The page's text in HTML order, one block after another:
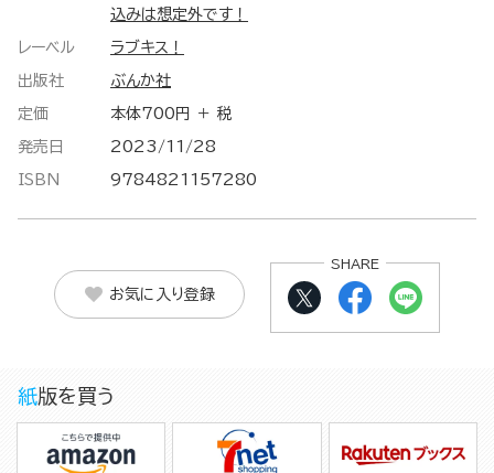
込みは想定外です！
レーベル ラブキス！
出版社 ぶんか社
定価 本体700円 ＋ 税
発売日 2023/11/28
ISBN 9784821157280
お気に入り登録
SHARE
紙版を買う